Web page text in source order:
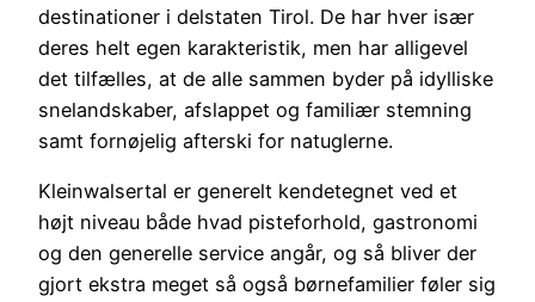
destinationer i delstaten Tirol. De har hver især
deres helt egen karakteristik, men har alligevel
det tilfælles, at de alle sammen byder på idylliske
snelandskaber, afslappet og familiær stemning
samt fornøjelig afterski for natuglerne.
Kleinwalsertal er generelt kendetegnet ved et
højt niveau både hvad pisteforhold, gastronomi
og den generelle service angår, og så bliver der
gjort ekstra meget så også børnefamilier føler sig